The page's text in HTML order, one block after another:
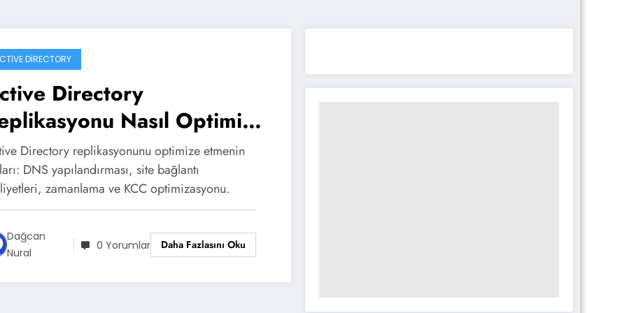
DIRECTORY
Directory
Nasıl Optimize
Directory replikasyonunu optimize etmenin
DNS yapılandırması, site bağlantı
zamanlama ve KCC optimizasyonu.
Dağcan
Nural
0 Yorumlar Daha Fazlasını Oku